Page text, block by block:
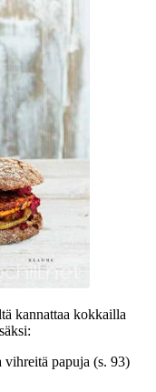
kannattaa kokkailla
vihreitä papuja (s. 93)